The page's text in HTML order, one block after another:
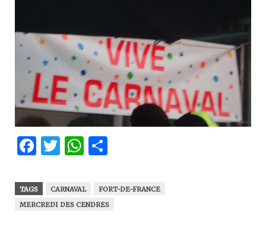
Facebook
Twitter
WhatsApp
TAGS CARNAVAL
FORT-DE-FRANCE
MERCREDI DES CENDRES